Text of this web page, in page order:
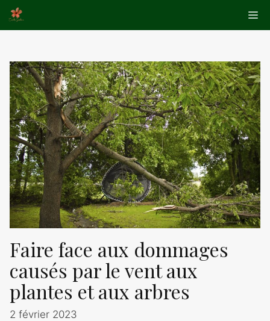
Aller
au
Faire face aux dommages
causés par le vent aux
plantes et aux arbres
2 février 2023